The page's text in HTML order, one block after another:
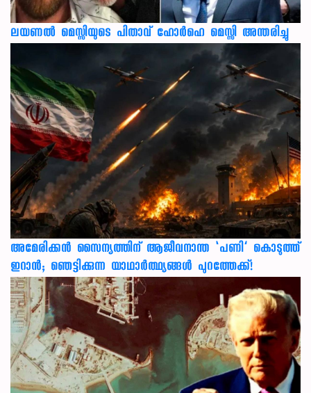
ലയണൽ മെസ്സിയുടെ പിതാവ് ഹോർഹെ മെസ്സി അന്തരിച്ചു
അമേരിക്കൻ സൈന്യത്തിന് ആജീവനാന്ത ‘പണി’ കൊടുത്ത്
ഇറാൻ; ഞെട്ടിക്കുന്ന യാഥാർത്ഥ്യങ്ങൾ പുറത്തേക്ക്!